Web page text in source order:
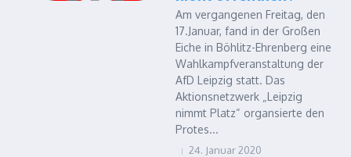
Am vergangenen Freitag, den
17.Januar, fand in der Großen
Eiche in Böhlitz-Ehrenberg eine
Wahlkampfveranstaltung der
AfD Leipzig statt. Das
Aktionsnetzwerk „Leipzig
nimmt Platz“ organsierte den
Protes...
24. Januar 2020